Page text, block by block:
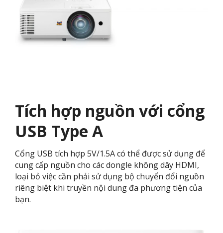
Tích hợp nguồn với cổng
USB Type A
Cổng USB tích hợp 5V/1.5A có thể được sử dụng để
cung cấp nguồn cho các dongle không dây HDMI,
loại bỏ việc cần phải sử dụng bộ chuyển đổi nguồn
riêng biệt khi truyền nội dung đa phương tiện của
bạn.